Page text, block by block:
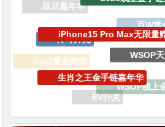
百W赏
WSOP
GoG黄金游戏
传奇扑克
WSOP
EV扑克
生肖之王金手链嘉年华